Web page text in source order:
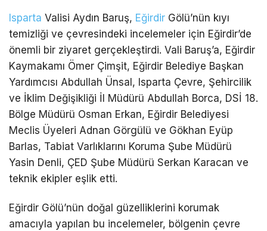
Isparta Valisi Aydın Baruş, Eğirdir Gölü’nün kıyı
temizliği ve çevresindeki incelemeler için Eğirdir’de
önemli bir ziyaret gerçekleştirdi. Vali Baruş’a, Eğirdir
Kaymakamı Ömer Çimşit, Eğirdir Belediye Başkan
Yardımcısı Abdullah Ünsal, Isparta Çevre, Şehircilik
ve İklim Değişikliği İl Müdürü Abdullah Borca, DSİ 18.
Bölge Müdürü Osman Erkan, Eğirdir Belediyesi
Meclis Üyeleri Adnan Görgülü ve Gökhan Eyüp
Barlas, Tabiat Varlıklarını Koruma Şube Müdürü
Yasin Denli, ÇED Şube Müdürü Serkan Karacan ve
teknik ekipler eşlik etti.
Eğirdir Gölü’nün doğal güzelliklerini korumak
amacıyla yapılan bu incelemeler, bölgenin çevre